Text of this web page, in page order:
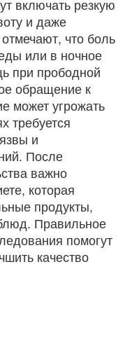
включать резкую
и даже
что боль
или в ночное
при прободной
обращение к
может угрожать
требуется
и
После
важно
которая
продукты,
Правильное
помогут
качество